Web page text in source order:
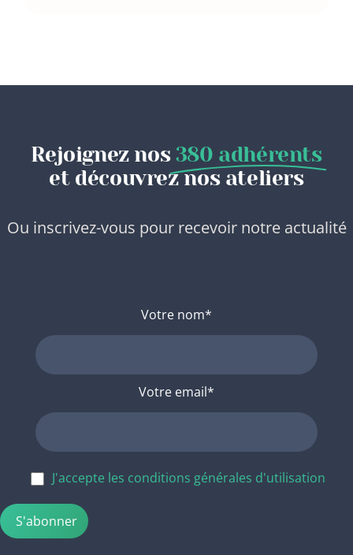
Rejoignez nos 380 adhérents
et découvrez nos ateliers
Ou inscrivez-vous pour recevoir notre actualité
Votre nom*
Votre email*
J'accepte les conditions générales d'utilisation